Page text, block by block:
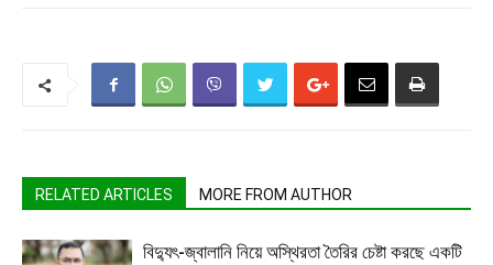
RELATED ARTICLES MORE FROM AUTHOR
বিদ্যুৎ-জ্বালানি নিয়ে অস্থিরতা তৈরির চেষ্টা করছে একটি